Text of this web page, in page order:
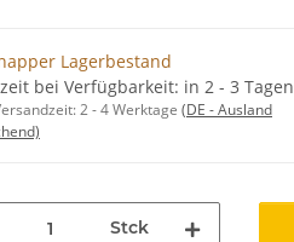
Lagerbestand
bei Verfügbarkeit: in 2 - 3 Tagen
2 - 4 Werktage (DE - Ausland
Stck